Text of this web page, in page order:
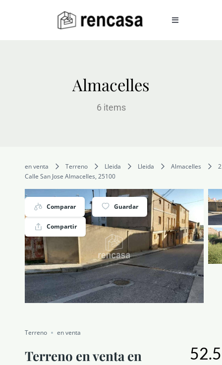
Toggle
SERVICIOS
CONOCENOS
NOTICIAS Y BLOG
CONTACTO
PERFIL
Almacelles
6 items
en venta Terreno Lleida Lleida Almacelles
Calle San Jose Almacelles, 25100
Comparar Guardar
Compartir
Terreno en venta
Terreno en venta en